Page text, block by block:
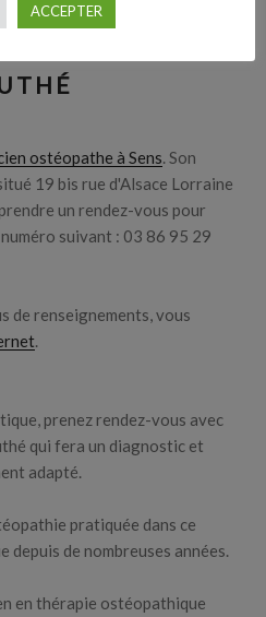
ostéopathe à Sens. Son
19 bis rue d'Alsace Lorraine
un rendez-vous pour
suivant : 03 86 95 29
de renseignements, vous
.
prenez rendez-vous avec
qui fera un diagnostic et
adapté.
pratiquée dans ce
depuis de nombreuses années.
en thérapie ostéopathique
ACCEPTER